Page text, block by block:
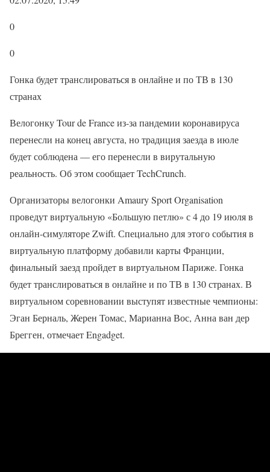
0
0
Гонка будет транслироваться в онлайне и по ТВ в 130
странах
Велогонку Tour de France из-за пандемии коронавируса
перенесли на конец августа, но традиция заезда в июле
будет соблюдена — его перенесли в вирутальную
реальность. Об этом сообщает TechCrunch.
Организаторы велогонки Amaury Sport Organisation
проведут виртуальную «Большую петлю» с 4 до 19 июля в
онлайн-симуляторе Zwift. Специально для этого события в
виртуальную платформу добавили карты Франции,
финальный заезд пройдет в виртуальном Париже. Гонка
будет транслироваться в онлайне и по ТВ в 130 странах. В
виртуальном соревновании выступят известные чемпионы:
Эган Берналь, Жерен Томас, Марианна Вос, Анна ван дер
Брегген, отмечает Engadget.